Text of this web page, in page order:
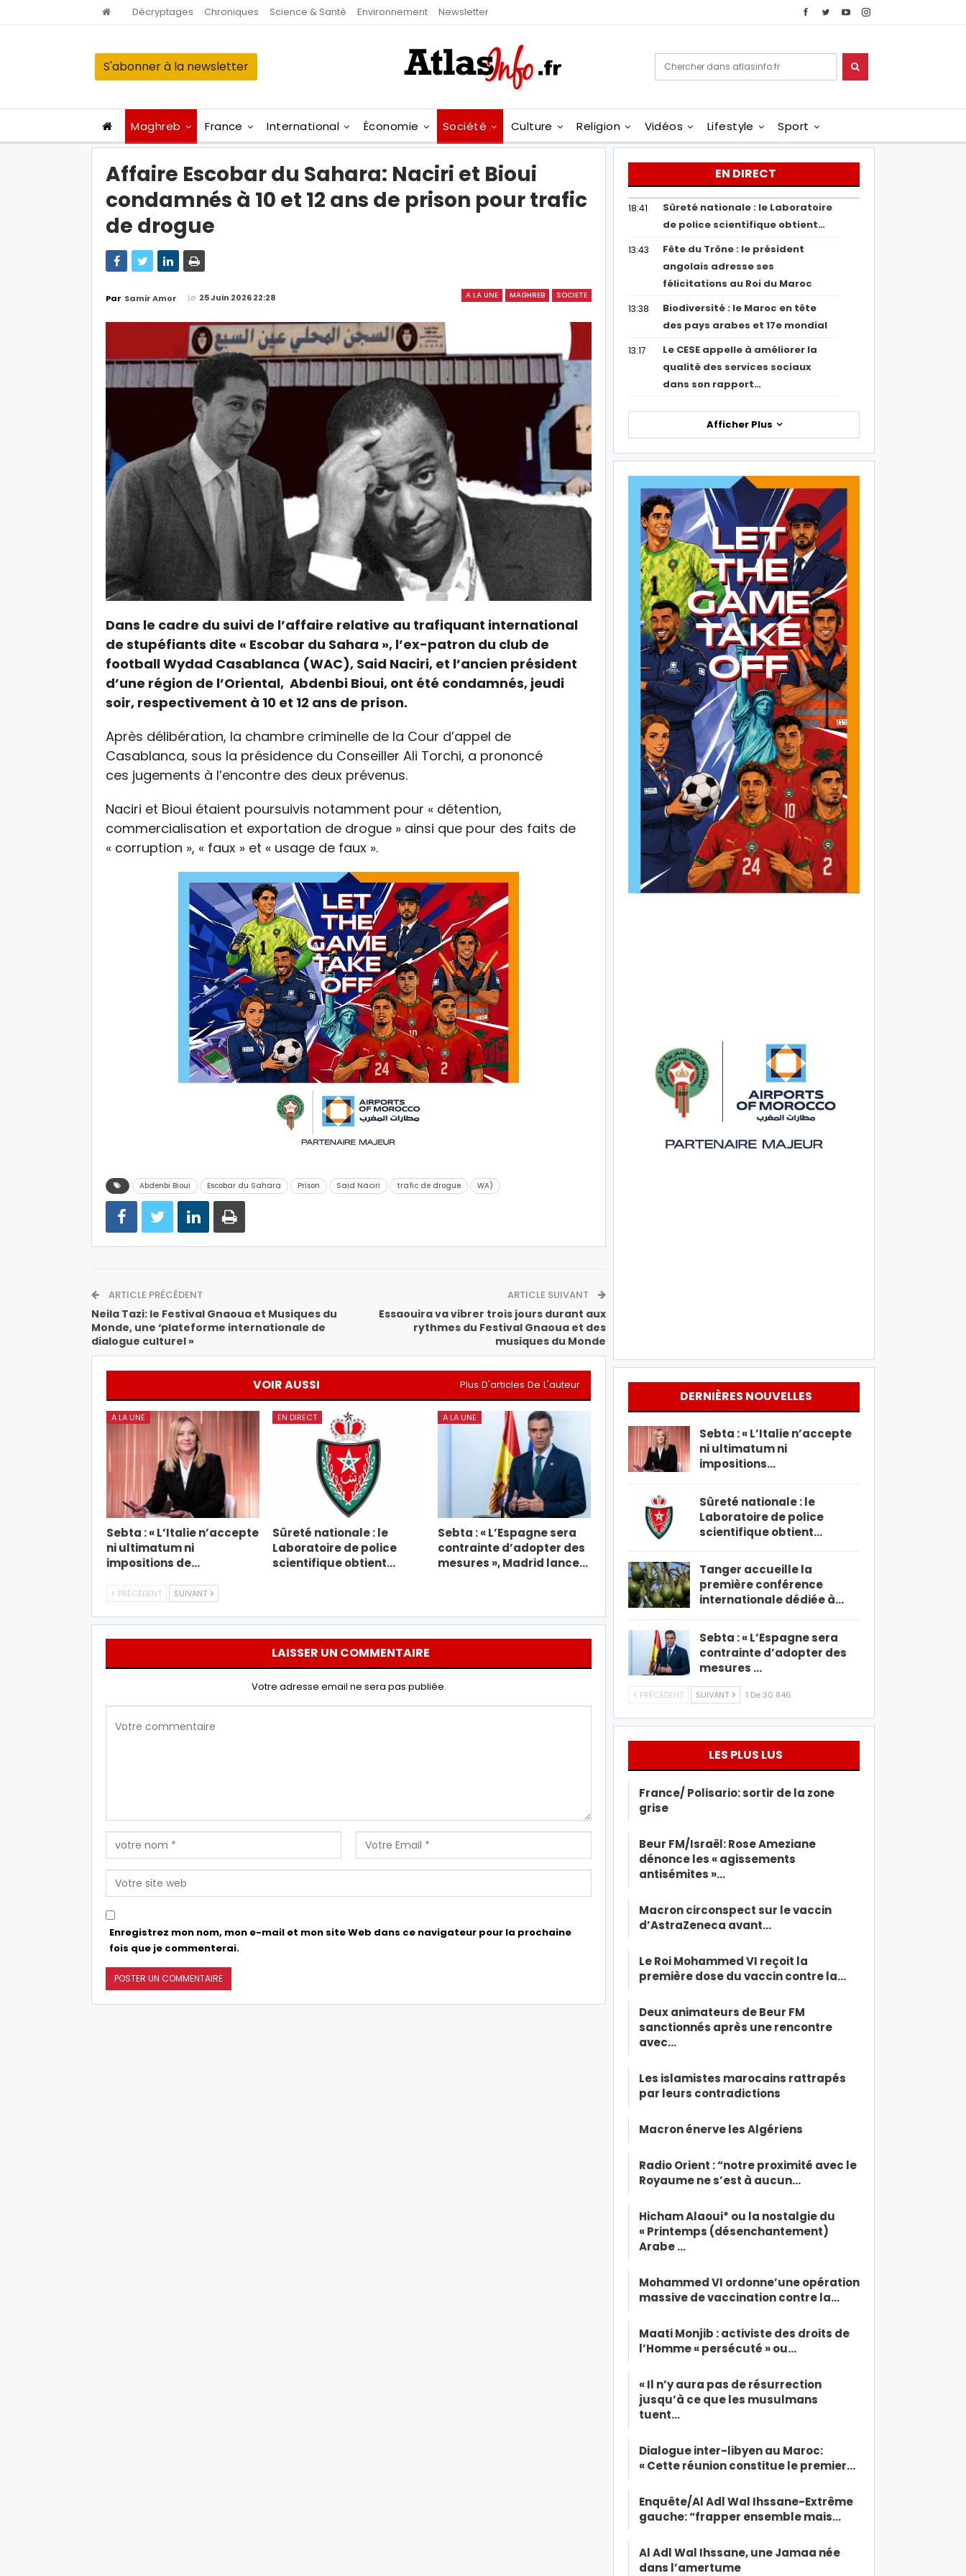
Décryptages Chroniques Science & Santé Environnement Newsletter
S'abonner à la newsletter
Maghreb France International Économie Société Culture Religion Vidéos Lifestyle Sport
Affaire Escobar du Sahara: Naciri et Bioui
condamnés à 10 et 12 ans de prison pour trafic
de drogue
A LA UNE MAGHREB SOCIETE
Par Samir Amor Le 25 Juin 2026 22:28
Dans le cadre du suivi de l’affaire relative au trafiquant international
de stupéfiants dite « Escobar du Sahara », l’ex-patron du club de
football Wydad Casablanca (WAC), Said Naciri, et l’ancien président
d’une région de l’Oriental, Abdenbi Bioui, ont été condamnés, jeudi
soir, respectivement à 10 et 12 ans de prison.
Après délibération, la chambre criminelle de la Cour d’appel de
Casablanca, sous la présidence du Conseiller Ali Torchi, a prononcé
ces jugements à l’encontre des deux prévenus.
Naciri et Bioui étaient poursuivis notamment pour « détention,
commercialisation et exportation de drogue » ainsi que pour des faits de
« corruption », « faux » et « usage de faux ».
Abdenbi Bioui Escobar du Sahara Prison Said Naciri trafic de drogue WA)
ARTICLE PRÉCÉDENT
Neila Tazi: le Festival Gnaoua et Musiques du
Monde, une ‘plateforme internationale de
dialogue culturel »
ARTICLE SUIVANT
Essaouira va vibrer trois jours durant aux
rythmes du Festival Gnaoua et des
musiques du Monde
VOIR AUSSI Plus D'articles De L'auteur
A LA UNE
Sebta : « L’Italie n’accepte
ni ultimatum ni
impositions de…
EN DIRECT
Sûreté nationale : le
Laboratoire de police
scientifique obtient…
A LA UNE
Sebta : « L’Espagne sera
contrainte d’adopter des
mesures », Madrid lance…
PRÉCÉDENT SUIVANT
LAISSER UN COMMENTAIRE
Votre adresse email ne sera pas publiée.
Enregistrez mon nom, mon e-mail et mon site Web dans ce navigateur pour la prochaine
fois que je commenterai.
EN DIRECT
18:41
Sûreté nationale : le Laboratoire
de police scientifique obtient…
13:43
Fête du Trône : le président
angolais adresse ses
félicitations au Roi du Maroc
13:38
Biodiversité : le Maroc en tête
des pays arabes et 17e mondial
13:17
Le CESE appelle à améliorer la
qualité des services sociaux
dans son rapport…
Afficher Plus
DERNIÈRES NOUVELLES
Sebta : « L’Italie n’accepte
ni ultimatum ni
impositions…
Sûreté nationale : le
Laboratoire de police
scientifique obtient…
Tanger accueille la
première conférence
internationale dédiée à…
Sebta : « L’Espagne sera
contrainte d’adopter des
mesures …
PRÉCÉDENT SUIVANT 1 De 30 846
LES PLUS LUS
France/ Polisario: sortir de la zone
grise
Beur FM/Israël: Rose Ameziane
dénonce les « agissements
antisémites »…
Macron circonspect sur le vaccin
d’AstraZeneca avant…
Le Roi Mohammed VI reçoit la
première dose du vaccin contre la…
Deux animateurs de Beur FM
sanctionnés après une rencontre
avec…
Les islamistes marocains rattrapés
par leurs contradictions
Macron énerve les Algériens
Radio Orient : “notre proximité avec le
Royaume ne s’est à aucun…
Hicham Alaoui* ou la nostalgie du
« Printemps (désenchantement)
Arabe …
Mohammed VI ordonne’une opération
massive de vaccination contre la…
Maati Monjib : activiste des droits de
l’Homme « persécuté » ou…
« Il n’y aura pas de résurrection
jusqu’à ce que les musulmans
tuent…
Dialogue inter-libyen au Maroc:
« Cette réunion constitue le premier…
Enquête/Al Adl Wal Ihssane-Extrême
gauche: “frapper ensemble mais…
Al Adl Wal Ihssane, une Jamaa née
dans l’amertume